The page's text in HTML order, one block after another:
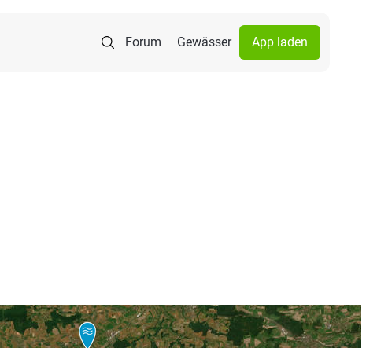
Forum Gewässer App laden